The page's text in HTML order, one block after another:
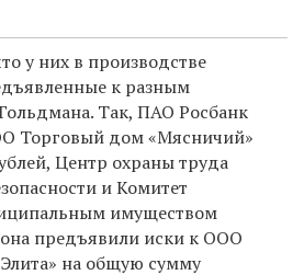
у них в производстве
к разным
Так, ПАО Росбанк
Торговый дом «Мясничий»
Центр охраны труда
и Комитет
имуществом
предъявили иски к ООО
на общую сумму